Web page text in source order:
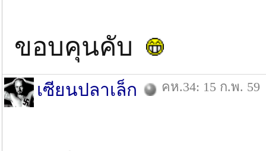
ขอบคุนคับ
เซียนปลาเล็ก คห.34: 15 ก.พ. 59